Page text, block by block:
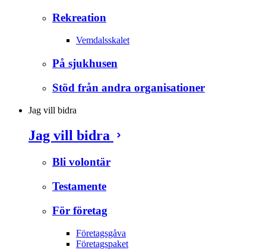
Rekreation
Vemdalsskalet
På sjukhusen
Stöd från andra organisationer
Jag vill bidra
Jag vill bidra
Bli volontär
Testamente
För företag
Företagsgåva
Företagspaket